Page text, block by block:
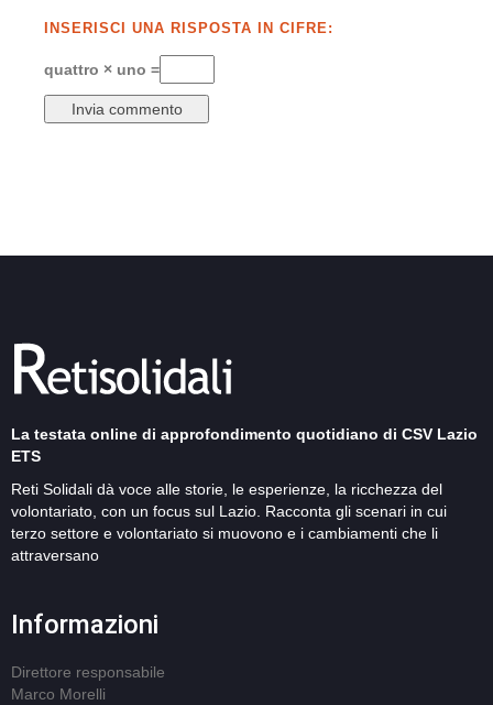
INSERISCI UNA RISPOSTA IN CIFRE:
quattro × uno =
La testata online di approfondimento quotidiano di CSV Lazio
ETS
Reti Solidali dà voce alle storie, le esperienze, la ricchezza del
volontariato, con un focus sul Lazio. Racconta gli scenari in cui
terzo settore e volontariato si muovono e i cambiamenti che li
attraversano
Informazioni
Direttore responsabile
Marco Morelli